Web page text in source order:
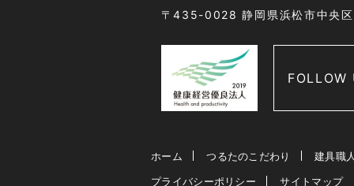
〒435-0028 静岡県浜松市中央
FOLLOW
ホーム つるたのこだわり
建具職
プライバシーポリシー
サイトマップ